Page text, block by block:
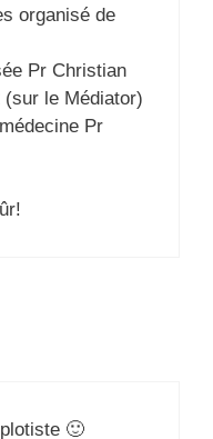
organisé de
Pr Christian
(sur le Médiator)
Pr
🙂